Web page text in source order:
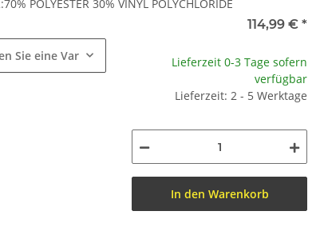
POLYESTER 30% VINYL POLYCHLORIDE
Sie eine Variation.
114,99 € *
Lieferzeit 0-3 Tage sofern
verfügbar
Lieferzeit: 2 - 5 Werktage
In den Warenkorb